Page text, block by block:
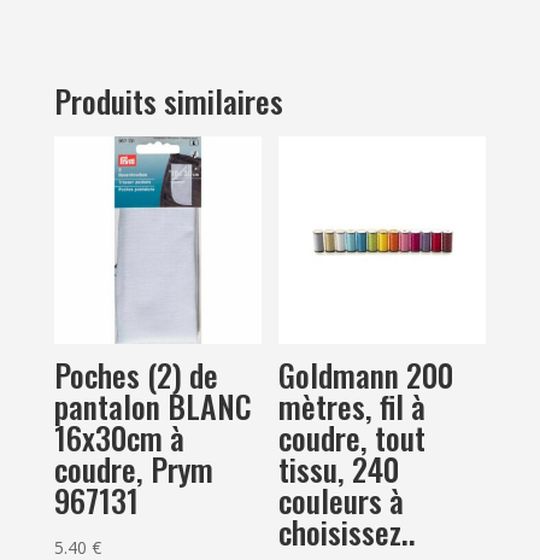
Produits similaires
Poches (2) de
pantalon BLANC
16x30cm à
coudre, Prym
967131
5.40 €
Goldmann 200
mètres, fil à
coudre, tout
tissu, 240
couleurs à
choisissez..